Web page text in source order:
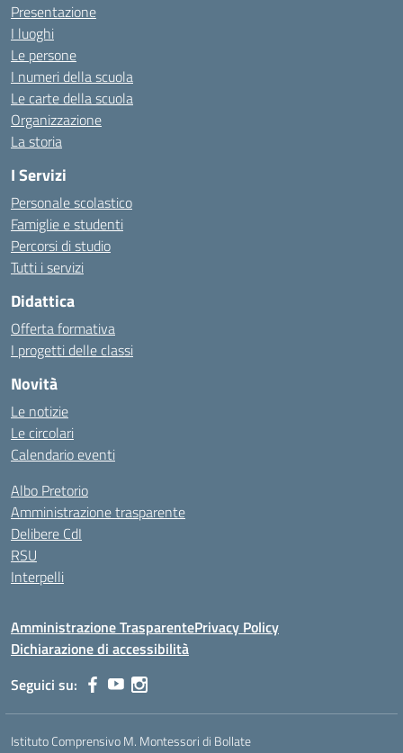
Presentazione
I luoghi
Le persone
I numeri della scuola
Le carte della scuola
Organizzazione
La storia
I Servizi
Personale scolastico
Famiglie e studenti
Percorsi di studio
Tutti i servizi
Didattica
Offerta formativa
I progetti delle classi
Novità
Le notizie
Le circolari
Calendario eventi
Albo Pretorio
Amministrazione trasparente
Delibere CdI
RSU
Interpelli
Amministrazione TrasparentePrivacy Policy
Dichiarazione di accessibilità
Seguici su:
Istituto Comprensivo M. Montessori di Bollate